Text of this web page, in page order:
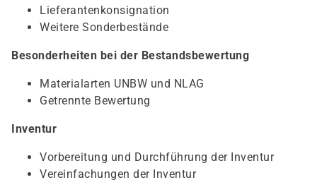
Lieferantenkonsignation
Weitere Sonderbestände
Besonderheiten bei der Bestandsbewertung
Materialarten UNBW und NLAG
Getrennte Bewertung
Inventur
Vorbereitung und Durchführung der Inventur
Vereinfachungen der Inventur